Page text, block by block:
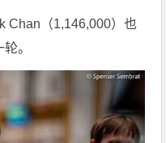
Chan（1,146,000）也
。